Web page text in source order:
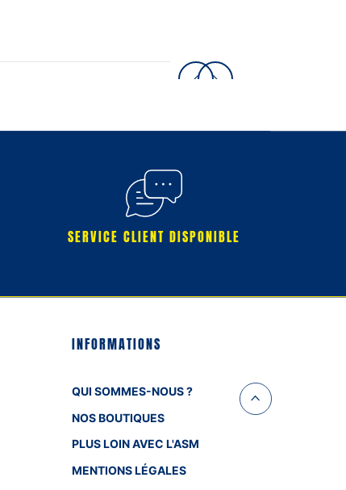
SERVICE CLIENT DISPONIBLE
INFORMATIONS
QUI SOMMES-NOUS ?
NOS BOUTIQUES
PLUS LOIN AVEC L'ASM
MENTIONS LÉGALES